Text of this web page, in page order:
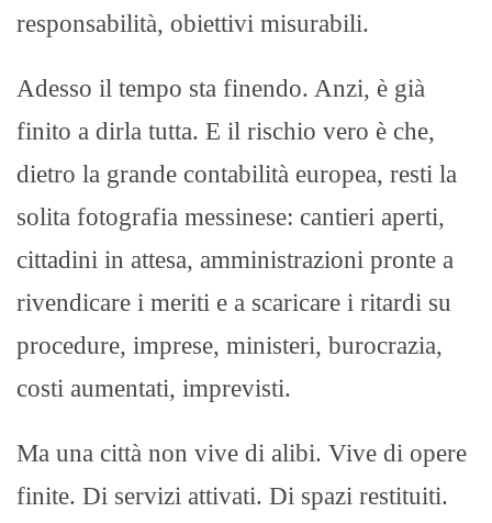
responsabilità, obiettivi misurabili.
Adesso il tempo sta finendo. Anzi, è già
finito a dirla tutta. E il rischio vero è che,
dietro la grande contabilità europea, resti la
solita fotografia messinese: cantieri aperti,
cittadini in attesa, amministrazioni pronte a
rivendicare i meriti e a scaricare i ritardi su
procedure, imprese, ministeri, burocrazia,
costi aumentati, imprevisti.
Ma una città non vive di alibi. Vive di opere
finite. Di servizi attivati. Di spazi restituiti.